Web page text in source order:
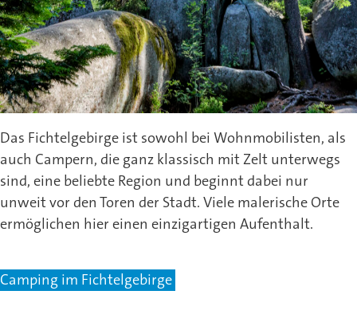
Das Fichtelgebirge ist sowohl bei Wohnmobilisten, als
auch Campern, die ganz klassisch mit Zelt unterwegs
sind, eine beliebte Region und beginnt dabei nur
unweit vor den Toren der Stadt. Viele malerische Orte
ermöglichen hier einen einzigartigen Aufenthalt.
Camping im Fichtelgebirge